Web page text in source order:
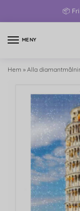
📦
MENY
Hem » Alla